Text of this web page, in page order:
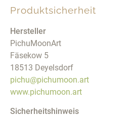
Produktsicherheit
Hersteller
PichuMoonArt
Fäsekow 5
18513 Deyelsdorf
pichu@pichumoon.art
www.pichumoon.art
Sicherheitshinweis